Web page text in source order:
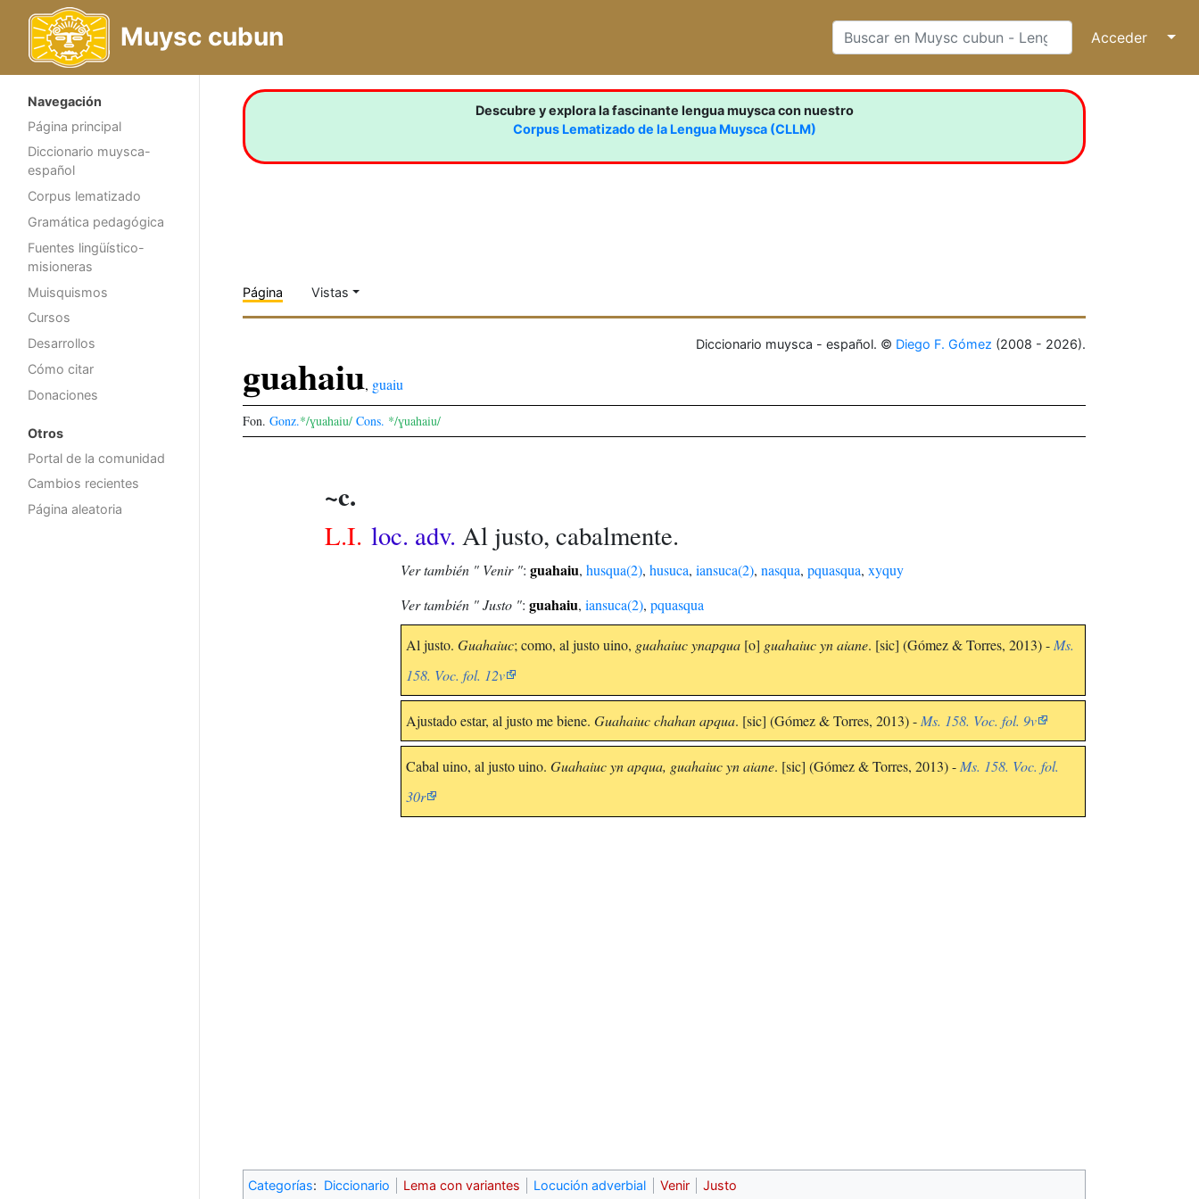
Muysc cubun Acceder ↓
Navegación
Página principal
Diccionario muysca-
español
Corpus lematizado
Gramática pedagógica
Fuentes lingüístico-
misioneras
Muisquismos
Cursos
Desarrollos
Cómo citar
Donaciones
Otros
Portal de la comunidad
Cambios recientes
Página aleatoria
Descubre y explora la fascinante lengua muysca con nuestro
Corpus Lematizado de la Lengua Muysca (CLLM)
Página Vistas
Diccionario muysca - español. © Diego F. Gómez (2008 - 2026).
guahaiu, guaiu
Fon. Gonz.*/ɣuahaiu/ Cons. */ɣuahaiu/
~c.
L.I. loc. adv. Al justo, cabalmente.
Ver también " Venir ":guahaiu,husqua(2),husuca,iansuca(2),nasqua,pquasqua,xyquy
Ver también " Justo ":guahaiu,iansuca(2),pquasqua
Al justo.Guahaiuc; como, al justo uino, guahaiuc ynapqua [o] guahaiuc yn aiane. [sic] (Gómez & Torres, 2013) - Ms.
158. Voc. fol. 12v
Ajustado estar, al justo me biene.Guahaiuc chahan apqua. [sic] (Gómez & Torres, 2013) - Ms. 158. Voc. fol. 9v
Cabal uino, al justo uino.Guahaiuc yn apqua, guahaiuc yn aiane. [sic] (Gómez & Torres, 2013) - Ms. 158. Voc. fol.
30r
Categorías: Diccionario Lema con variantes Locución adverbial Venir Justo